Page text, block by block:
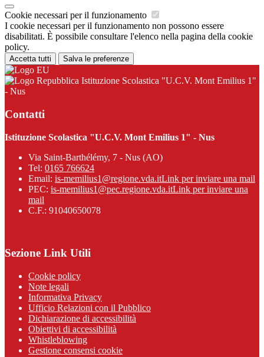
Cookie necessari per il funzionamento
I cookie necessari per il funzionamento non possono essere
disabilitati. È possibile consultare l'elenco nella pagina della cookie
policy.
Accetta tutti Salva le preferenze
Istituzione Scolastica "U.C.V. Mont Emilius 1"
- Nus
Contatti
Istituzione Scolastica "U.C.V. Mont Emilius 1" - Nus
Via Saint-Barthélémy, 7 - Nus (AO)
Tel: 0165 766624
Email: is-memilius1@regione.vda.itLink per inviare una mail
PEC: is-memilius1@pec.regione.vda.itLink per inviare una
mail
C.F.: 91040650078
Sezione Link Utili
Cookie policy
Note legali
Informativa Privacy
Ufficio Relazioni con il Pubblico
Dichiarazione di accessibilità
Obiettivi di accessibilità
Whistleblowing
Gestione consensi cookie